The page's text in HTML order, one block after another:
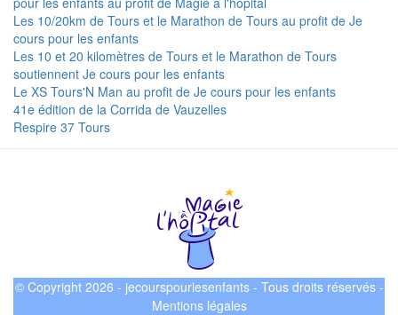
Les 10/20km de Tours et le Marathon de Tours au profit de Je
cours pour les enfants
Les 10 et 20 kilomètres de Tours et le Marathon de Tours
soutiennent Je cours pour les enfants
Le XS Tours'N Man au profit de Je cours pour les enfants
41e édition de la Corrida de Vauzelles
Respire 37 Tours
© Copyright 2026 - jecourspourlesenfants - Tous droits réservés -
Mentions légales